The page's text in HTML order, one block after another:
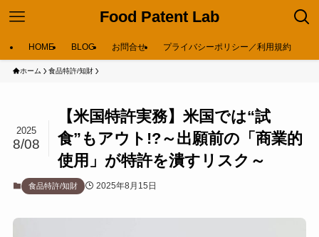
Food Patent Lab
HOME BLOG お問合せ プライバシーポリシー／利用規約
ホーム 食品特許/知財
【米国特許実務】米国では“試
食”もアウト!?～出願前の「商業的
使用」が特許を潰すリスク～
2025
8/08
食品特許/知財 2025年8月15日